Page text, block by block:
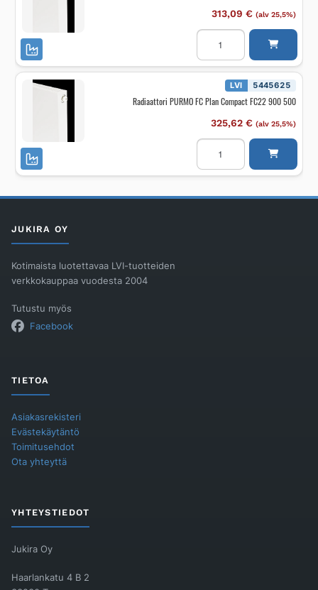
313,09 € (alv 25,5%)
Radiaattori
PURMO
Plan
Compact
900
LVI 5445625
Radiaattori PURMO FC Plan Compact FC22 900 500
325,62 € (alv 25,5%)
Radiaattori
PURMO
Plan
900
JUKIRA OY
Kotimaista luotettavaa LVI-tuotteiden
verkkokauppaa vuodesta 2004
Tutustu myös
Facebook
TIETOA
Asiakasrekisteri
Evästekäytäntö
Toimitusehdot
Ota yhteyttä
YHTEYSTIEDOT
Jukira Oy
Haarlankatu 4 B 2